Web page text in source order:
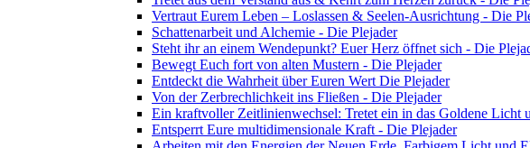
Vertraut Eurem Leben – Loslassen & Seelen-Ausrichtung - Die
Schattenarbeit und Alchemie - Die Plejader
Steht ihr an einem Wendepunkt? Euer Herz öffnet sich - Die
Bewegt Euch fort von alten Mustern - Die Plejader
Entdeckt die Wahrheit über Euren Wert Die Plejader
Von der Zerbrechlichkeit ins Fließen - Die Plejader
Ein kraftvoller Zeitlinienwechsel: Tretet ein in das Goldene Licht
Entsperrt Eure multidimensionale Kraft - Die Plejader